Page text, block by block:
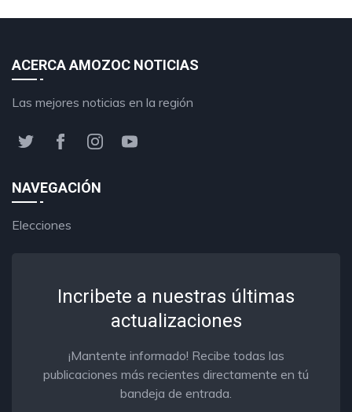
ACERCA AMOZOC NOTICIAS
Las mejores noticias en la región
NAVEGACIÓN
Elecciones
Incribete a nuestras últimas
actualizaciones
¡Mantente informado! Recibe todas las
publicaciones más recientes directamente en tú
bandeja de entrada.